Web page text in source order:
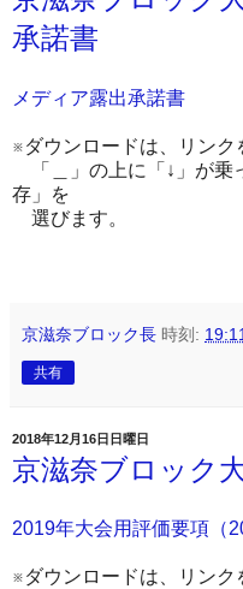
承諾書
メディア露出承諾書
※ダウンロードは、リンク
「＿」の上に「↓」が乗
存」を
選びます。
京滋奈ブロック長 時刻: 19:11
共有
2018年12月16日日曜日
京滋奈ブロック
2019年大会用評価要項（
※ダウンロードは、リンク